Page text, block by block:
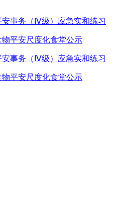
安事务（Ⅳ级）应急实和练习
平安尺度化食堂公示
安事务（Ⅳ级）应急实和练习
平安尺度化食堂公示